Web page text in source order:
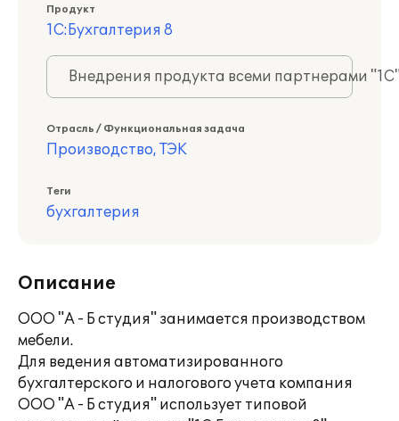
Продукт
1С:Бухгалтерия 8
Внедрения продукта всеми партнерами
Отрасль / Функциональная задача
Производство, ТЭК
Теги
бухгалтерия
Описание
ООО "А - Б студия" занимается производством
мебели.
Для ведения автоматизированного
бухгалтерского и налогового учета компания
ООО "А - Б студия" использует типовой